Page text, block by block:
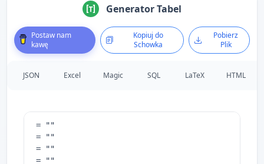
Generator Tabel
Postaw nam
kawę
Kopiuj do
Schowka
Pobierz
Plik
JSON Excel Magic SQL LaTeX HTML